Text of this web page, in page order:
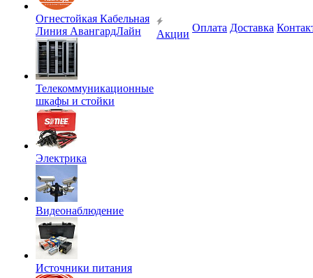
Огнестойкая Кабельная
Линия АвангардЛайн
Телекоммуникационные
шкафы и стойки
Электрика
Видеонаблюдение
Источники питания
Акции
Оплата Доставка